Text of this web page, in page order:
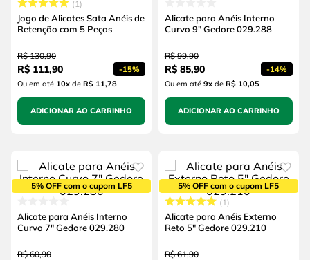
1
Jogo de Alicates Sata Anéis de
Retenção com 5 Peças
R$ 130,90
R$ 111,90 -15%
Ou em até 10xde R$ 11,78
ADICIONAR AO CARRINHO
Alicate para Anéis Interno
Curvo 9" Gedore 029.288
R$ 99,90
R$ 85,90 -14%
Ou em até 9xde R$ 10,05
ADICIONAR AO CARRINHO
5% OFF com o cupom LF5
Alicate para Anéis Interno
Curvo 7" Gedore 029.280
R$ 60,90
5% OFF com o cupom LF5
1
Alicate para Anéis Externo
Reto 5" Gedore 029.210
R$ 61,90